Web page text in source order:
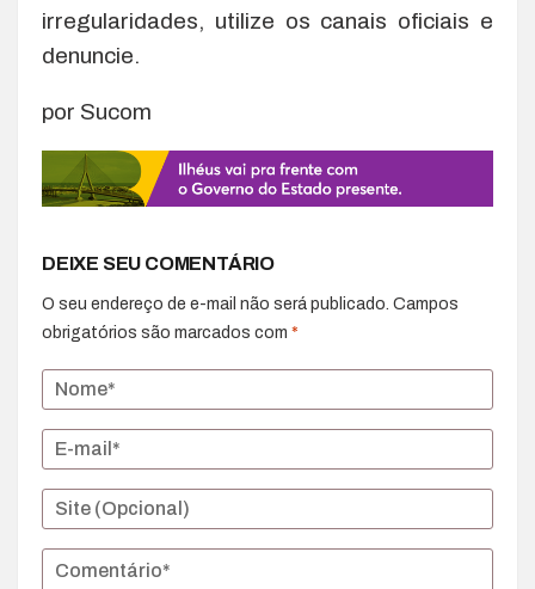
irregularidades, utilize os canais oficiais e
denuncie.
por Sucom
DEIXE SEU COMENTÁRIO
O seu endereço de e-mail não será publicado. Campos
obrigatórios são marcados com *